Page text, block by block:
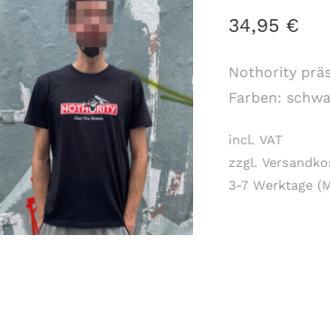
34,95 €
Nothority
Farben:
incl. VAT
zzgl.
3-7 Werktage